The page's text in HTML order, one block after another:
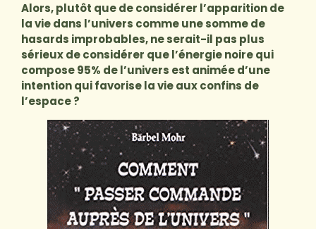
Alors, plutôt que de considérer l’apparition de
la vie dans l’univers comme une somme de
hasards improbables, ne serait-il pas plus
sérieux de considérer que l’énergie noire qui
compose 95% de l’univers est animée d’une
intention qui favorise la vie aux confins de
l’espace ?